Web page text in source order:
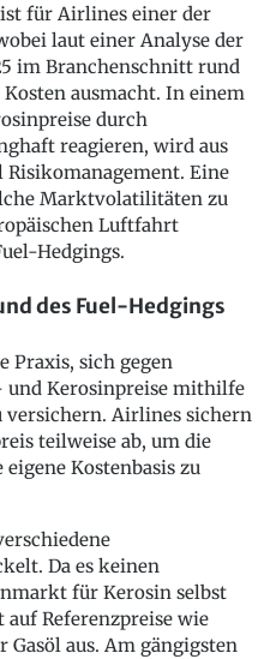
für Airlines einer der
laut einer Analyse der
im Branchenschnitt rund
ausmacht. In einem
durch
reagieren, wird aus
Eine
Marktvolatilitäten zu
Luftfahrt
Hedgings.
des Fuel-Hedgings
Praxis, sich gegen
und Kerosinpreise mithilfe
Airlines sichern
teilweise ab, um die
Kostenbasis zu
Da es keinen
für Kerosin selbst
Referenzpreise wie
Gasöl aus. Am gängigsten